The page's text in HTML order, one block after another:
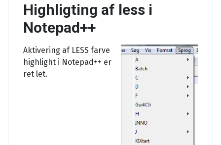
Highligting af less i
Notepad++
Aktivering af LESS farve
highlight i Notepad++ er
ret let.